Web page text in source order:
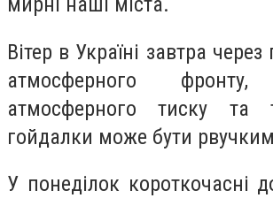
Вітер в Україні завтра
атмосферного фронту,
атмосферного тиску та
гойдалки може бути
У понеділок короткочасні